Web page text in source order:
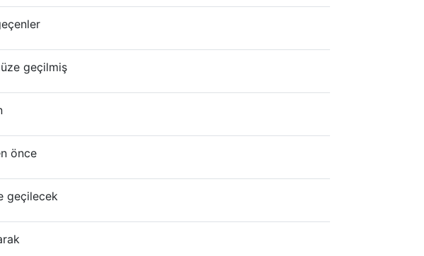
geçilmiş
önce
geçilecek